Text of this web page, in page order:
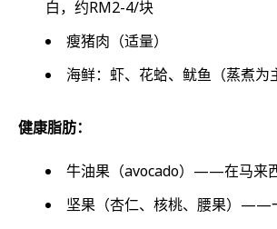
白，约RM2-4/块
瘦猪肉（适量）
海鲜：虾、花蛤、鱿鱼（蒸煮为
健康脂肪：
牛油果（avocado）——在马来
坚果（杏仁、核桃、腰果）——